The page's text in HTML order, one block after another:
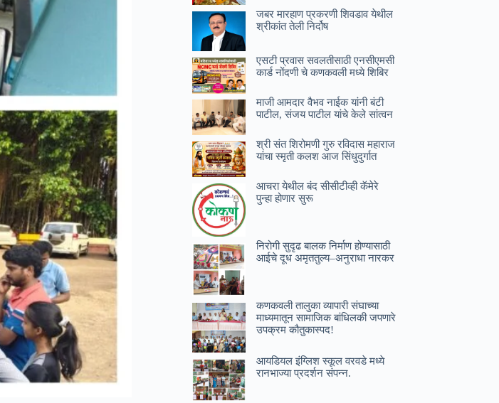
जबर मारहाण प्रकरणी शिवडाव येथील
श्रीकांत तेली निर्दोष
एसटी प्रवास सवलतीसाठी एनसीएमसी
कार्ड नोंदणी चे कणकवली मध्ये शिबिर
माजी आमदार वैभव नाईक यांनी बंटी
पाटील, संजय पाटील यांचे केले सांत्वन
श्री संत शिरोमणी गुरु रविदास महाराज
यांचा स्मृती कलश आज सिंधुदुर्गात
आचरा येथील बंद सीसीटीव्ही कॅमेरे
पुन्हा होणार सुरू
निरोगी सुदृढ बालक निर्माण होण्यासाठी
आईचे दूध अमृततुल्य–अनुराधा नारकर
कणकवली तालुका व्यापारी संघाच्या
माध्यमातून सामाजिक बांधिलकी जपणारे
उपक्रम कौतुकास्पद!
आयडियल इंग्लिश स्कूल वरवडे मध्ये
रानभाज्या प्रदर्शन संपन्न.